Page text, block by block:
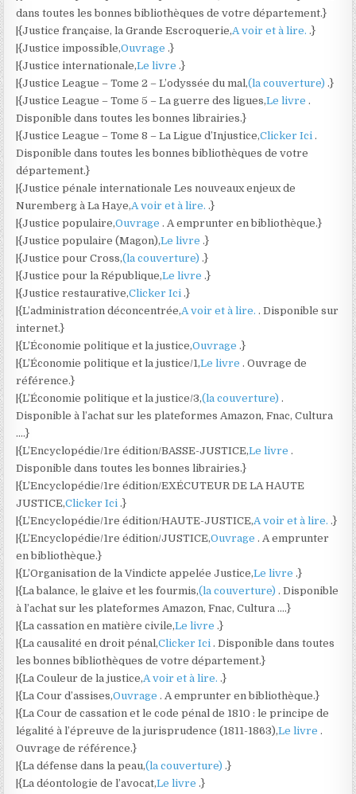
dans toutes les bonnes bibliothèques de votre département.}
|{Justice française, la Grande Escroquerie,A voir et à lire..}
|{Justice impossible,Ouvrage.}
|{Justice internationale,Le livre.}
|{Justice League – Tome 2 – L’odyssée du mal,(la couverture).}
|{Justice League – Tome 5 – La guerre des ligues,Le livre.
Disponible dans toutes les bonnes librairies.}
|{Justice League – Tome 8 – La Ligue d’Injustice,Clicker Ici.
Disponible dans toutes les bonnes bibliothèques de votre
département.}
|{Justice pénale internationale Les nouveaux enjeux de
Nuremberg à La Haye,A voir et à lire..}
|{Justice populaire,Ouvrage. A emprunter en bibliothèque.}
|{Justice populaire (Magon),Le livre.}
|{Justice pour Cross,(la couverture).}
|{Justice pour la République,Le livre.}
|{Justice restaurative,Clicker Ici.}
|{L’administration déconcentrée,A voir et à lire.. Disponible sur
internet.}
|{L’Économie politique et la justice,Ouvrage.}
|{L’Économie politique et la justice/1,Le livre. Ouvrage de
référence.}
|{L’Économie politique et la justice/3,(la couverture).
Disponible à l’achat sur les plateformes Amazon, Fnac, Cultura
….}
|{L’Encyclopédie/1re édition/BASSE-JUSTICE,Le livre.
Disponible dans toutes les bonnes librairies.}
|{L’Encyclopédie/1re édition/EXÉCUTEUR DE LA HAUTE
JUSTICE,Clicker Ici.}
|{L’Encyclopédie/1re édition/HAUTE-JUSTICE,A voir et à lire..}
|{L’Encyclopédie/1re édition/JUSTICE,Ouvrage. A emprunter
en bibliothèque.}
|{L’Organisation de la Vindicte appelée Justice,Le livre.}
|{La balance, le glaive et les fourmis,(la couverture). Disponible
à l’achat sur les plateformes Amazon, Fnac, Cultura ….}
|{La cassation en matière civile,Le livre.}
|{La causalité en droit pénal,Clicker Ici. Disponible dans toutes
les bonnes bibliothèques de votre département.}
|{La Couleur de la justice,A voir et à lire..}
|{La Cour d’assises,Ouvrage. A emprunter en bibliothèque.}
|{La Cour de cassation et le code pénal de 1810 : le principe de
légalité à l’épreuve de la jurisprudence (1811-1863),Le livre.
Ouvrage de référence.}
|{La défense dans la peau,(la couverture).}
|{La déontologie de l’avocat,Le livre.}